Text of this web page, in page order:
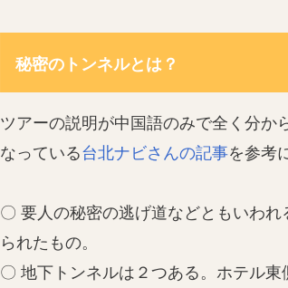
秘密のトンネルとは？
ツアーの説明が中国語のみで全く分か
なっている台北ナビさんの記事を参考
〇 要人の秘密の逃げ道などともいわ
られたもの。
〇 地下トンネルは２つある。ホテル